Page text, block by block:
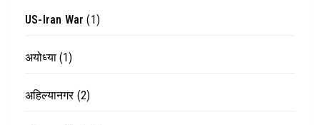
US-Iran War (1)
अयोध्या(1)
अहिल्यानगर(2)